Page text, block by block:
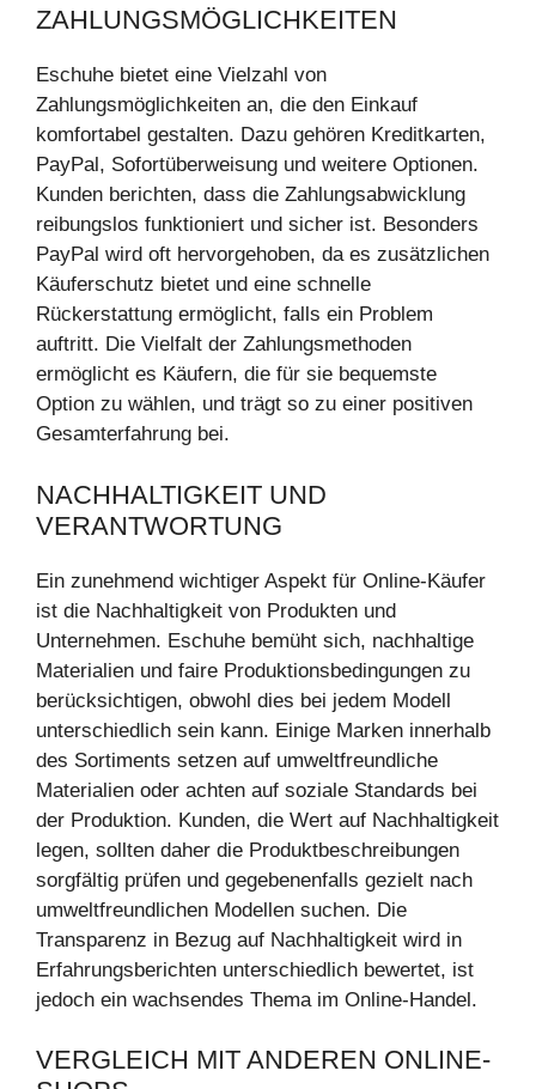
ZAHLUNGSMÖGLICHKEITEN
Eschuhe bietet eine Vielzahl von
Zahlungsmöglichkeiten an, die den Einkauf
komfortabel gestalten. Dazu gehören Kreditkarten,
PayPal, Sofortüberweisung und weitere Optionen.
Kunden berichten, dass die Zahlungsabwicklung
reibungslos funktioniert und sicher ist. Besonders
PayPal wird oft hervorgehoben, da es zusätzlichen
Käuferschutz bietet und eine schnelle
Rückerstattung ermöglicht, falls ein Problem
auftritt. Die Vielfalt der Zahlungsmethoden
ermöglicht es Käufern, die für sie bequemste
Option zu wählen, und trägt so zu einer positiven
Gesamterfahrung bei.
NACHHALTIGKEIT UND
VERANTWORTUNG
Ein zunehmend wichtiger Aspekt für Online-Käufer
ist die Nachhaltigkeit von Produkten und
Unternehmen. Eschuhe bemüht sich, nachhaltige
Materialien und faire Produktionsbedingungen zu
berücksichtigen, obwohl dies bei jedem Modell
unterschiedlich sein kann. Einige Marken innerhalb
des Sortiments setzen auf umweltfreundliche
Materialien oder achten auf soziale Standards bei
der Produktion. Kunden, die Wert auf Nachhaltigkeit
legen, sollten daher die Produktbeschreibungen
sorgfältig prüfen und gegebenenfalls gezielt nach
umweltfreundlichen Modellen suchen. Die
Transparenz in Bezug auf Nachhaltigkeit wird in
Erfahrungsberichten unterschiedlich bewertet, ist
jedoch ein wachsendes Thema im Online-Handel.
VERGLEICH MIT ANDEREN ONLINE-